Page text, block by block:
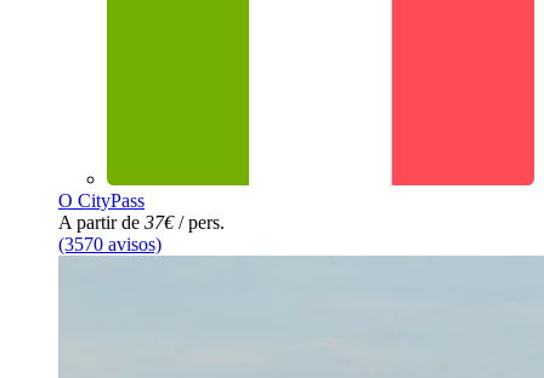
O CityPass
A partir de 37€/ pers.
(3570 avisos)